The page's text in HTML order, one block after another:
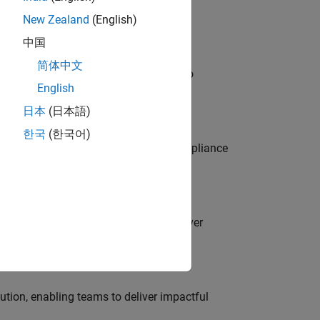
functional teams and programs to
our dynamic team and assess compliance
partnering with engineers to deliver
enabling teams to deliver impactful
New Zealand (English)
中国
简体中文
English
日本 (日本語)
한국 (한국어)